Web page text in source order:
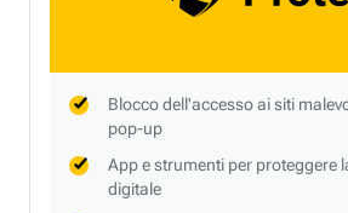
Blocco dell'accesso ai siti
pop-up
App e strumenti per proteggere
digitale